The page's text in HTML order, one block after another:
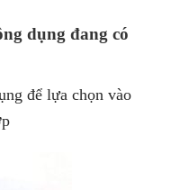
dụng đang có
để lựa chọn vào